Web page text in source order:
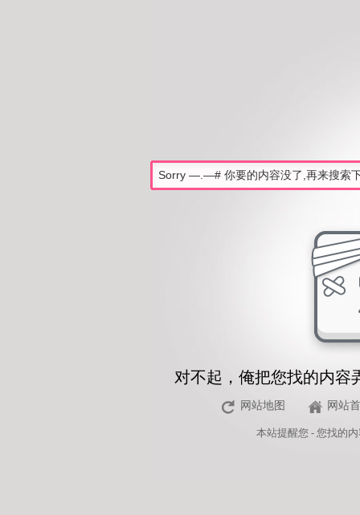
对不起，俺把您找的内容
网站地图 网站
本站提醒您 - 您找的